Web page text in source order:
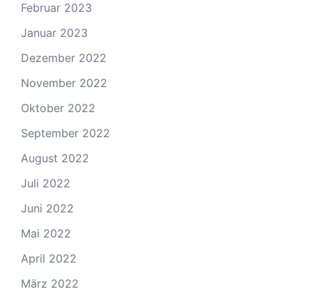
Februar 2023
Januar 2023
Dezember 2022
November 2022
Oktober 2022
September 2022
August 2022
Juli 2022
Juni 2022
Mai 2022
April 2022
März 2022